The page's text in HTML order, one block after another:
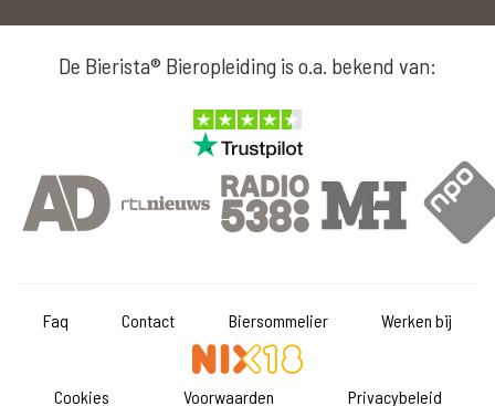
De Bierista® Bieropleiding is o.a. bekend van:
Faq Contact Biersommelier Werken bij
Cookies Voorwaarden Privacybeleid